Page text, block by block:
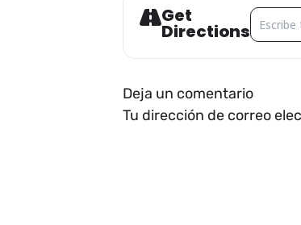
Get
Directions
Address -
Deja un comentario
Tu dirección de correo